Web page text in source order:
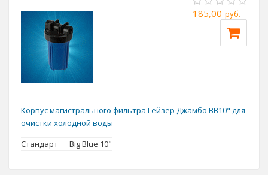
185,00 руб.
Корпус магистрального фильтра Гейзер Джамбо BB10" для
очистки холодной воды
Стандарт
Big Blue 10"